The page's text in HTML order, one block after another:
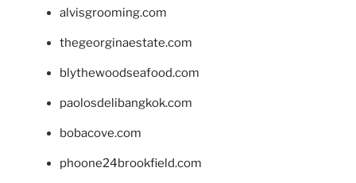
alvisgrooming.com
thegeorginaestate.com
blythewoodseafood.com
paolosdelibangkok.com
bobacove.com
phoone24brookfield.com